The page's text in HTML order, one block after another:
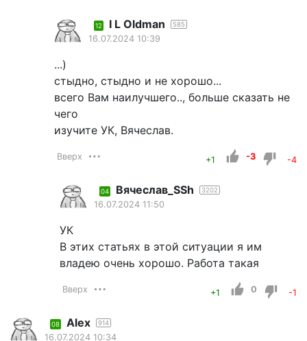
12 I L Oldman 585
16.07.2024 10:39
...)
стыдно, стыдно и не хорошо...
всего Вам наилучшего.., больше сказать не
чего
изучите УК, Вячеслав.
Вверх +1 -3 -4
04 Вячеслав_SSh 3202
16.07.2024 11:50
УК
В этих статьях в этой ситуации я им
владею очень хорошо. Работа такая
Вверх +1 0 -1
08 Alex 914
16.07.2024 10:34